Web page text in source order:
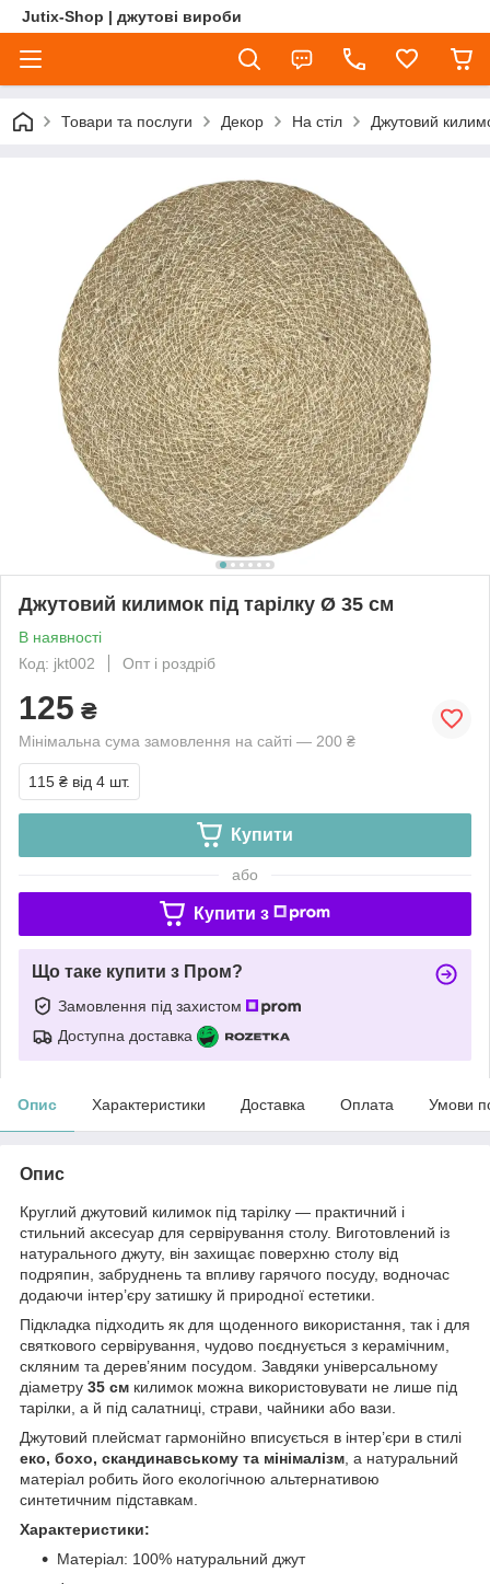
Jutix-Shop | джутові вироби
Товари та послуги Декор На стіл Джутовий
Джутовий килимок під тарілку Ø 35 см
В наявності
Код: jkt002
Опт і роздріб
125 ₴
Мінімальна сума замовлення на сайті — 200 ₴
115 ₴ від 4 шт.
Купити
або
Купити з
Що таке купити з Пром?
Замовлення під захистом
Доступна доставка
Опис Характеристики Доставка Оплата Умови
Опис
Круглий джутовий килимок під тарілку — практичний і
стильний аксесуар для сервірування столу. Виготовлений із
натурального джуту, він захищає поверхню столу від
подряпин, забруднень та впливу гарячого посуду, водночас
додаючи інтер’єру затишку й природної естетики.
Підкладка підходить як для щоденного використання, так і для
святкового сервірування, чудово поєднується з керамічним,
скляним та дерев’яним посудом. Завдяки універсальному
діаметру 35 см килимок можна використовувати не лише під
тарілки, а й під салатниці, страви, чайники або вази.
Джутовий плейсмат гармонійно вписується в інтер’єри в стилі
еко, бохо, скандинавському та мінімалізм , а натуральний
матеріал робить його екологічною альтернативою
синтетичним підставкам.
Характеристики:
Матеріал: 100% натуральний джут